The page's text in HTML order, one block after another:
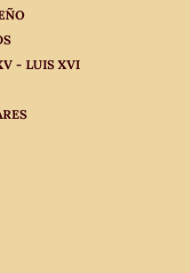
- LUIS XVI